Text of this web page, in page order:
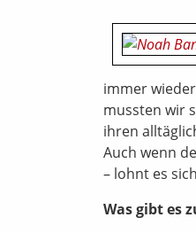
immer
mussten wir
ihren
Auch wenn
– lohnt es
Was gibt es